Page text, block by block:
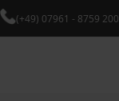
(+49) 07961 - 8759 200